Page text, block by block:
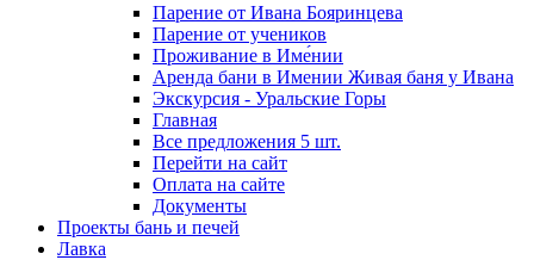
Парение от Ивана Бояринцева
Парение от учеников
Проживание в Име́нии
Аренда бани в Имении Живая баня у Ивана
Экскурсия - Уральские Горы
Главная
Все предложения 5 шт.
Перейти на сайт
Оплата на сайте
Документы
Проекты бань и печей
Лавка